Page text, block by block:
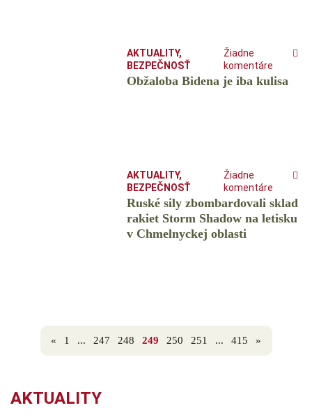
AKTUALITY,
BEZPEČNOSŤ
Žiadne
komentáre
Obžaloba Bidena je iba kulisa
AKTUALITY,
BEZPEČNOSŤ
Žiadne
komentáre
Ruské sily zbombardovali sklad
rakiet Storm Shadow na letisku
v Chmelnyckej oblasti
« 1 ... 247 248 249 250 251 ... 415 »
AKTUALITY